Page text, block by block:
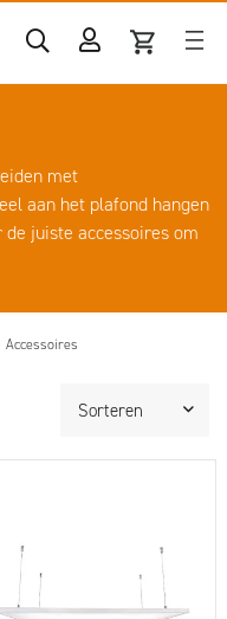
met
aan het plafond hangen
juiste accessoires om
Accessoires